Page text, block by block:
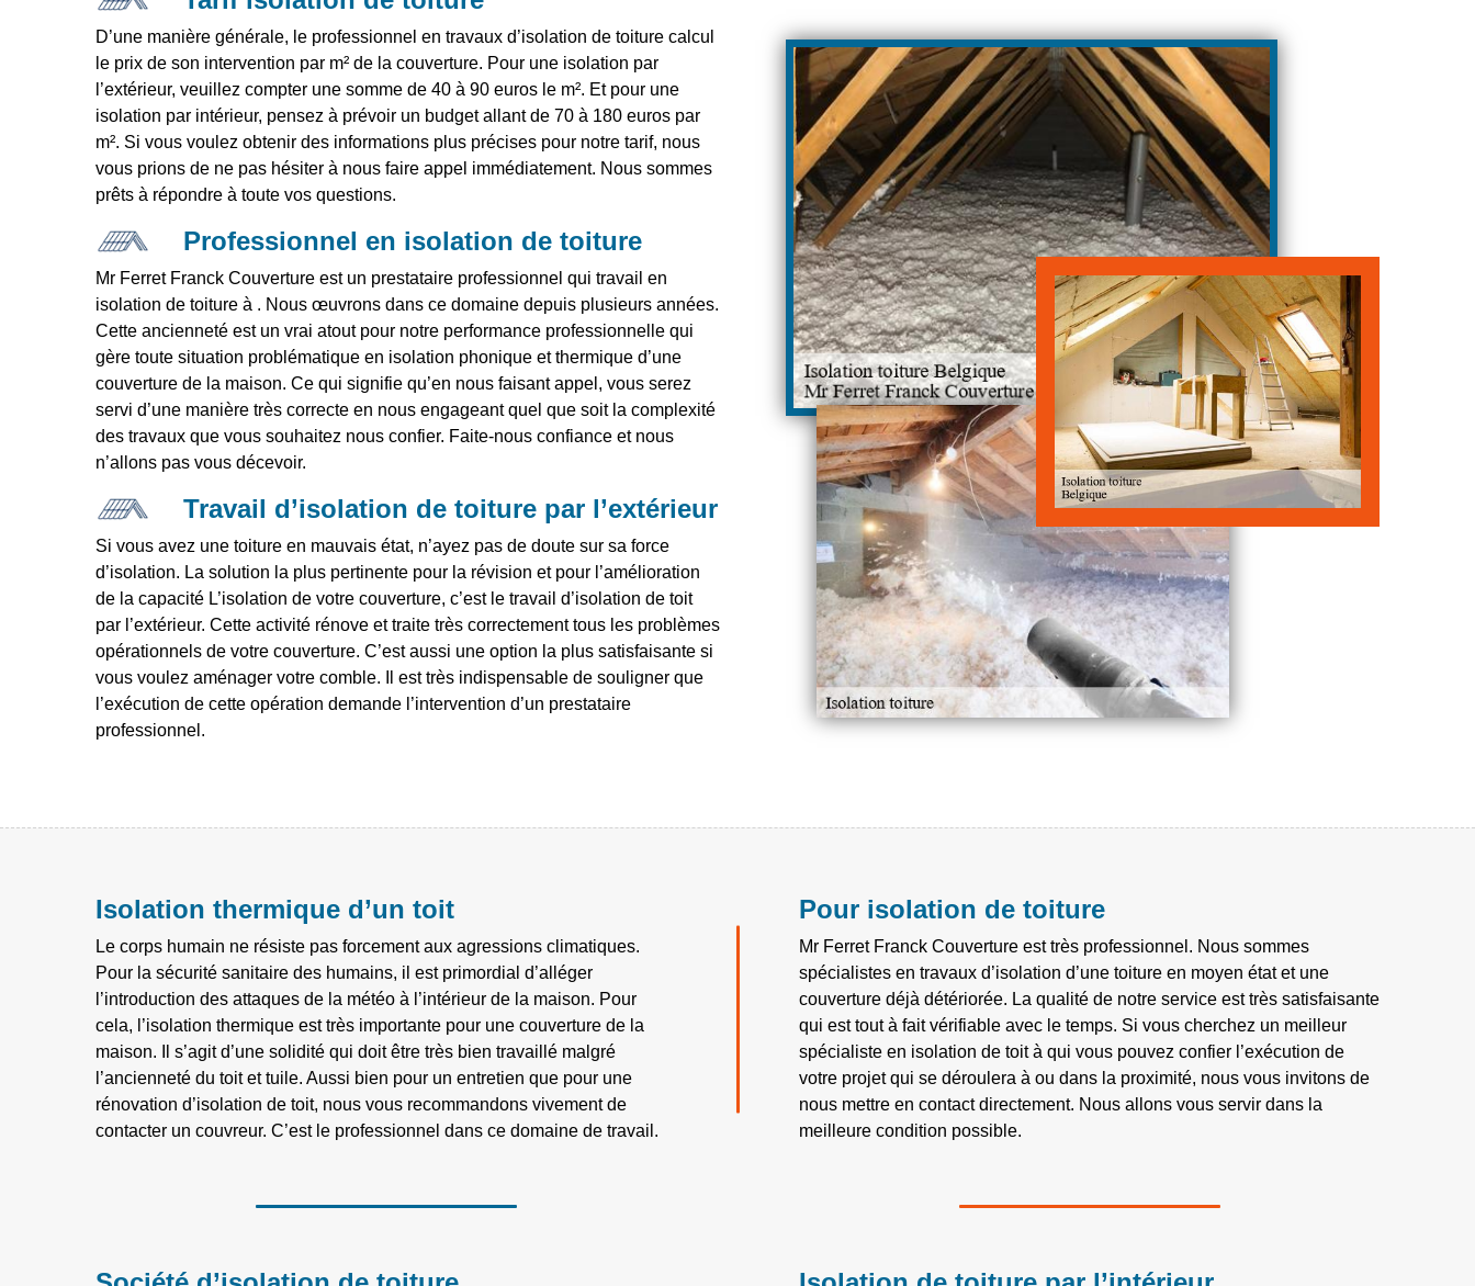
D’une manière générale, le professionnel en travaux d’isolation de toiture calcul
le prix de son intervention par m² de la couverture. Pour une isolation par
l’extérieur, veuillez compter une somme de 40 à 90 euros le m². Et pour une
isolation par intérieur, pensez à prévoir un budget allant de 70 à 180 euros par
m². Si vous voulez obtenir des informations plus précises pour notre tarif, nous
vous prions de ne pas hésiter à nous faire appel immédiatement. Nous sommes
prêts à répondre à toute vos questions.
Professionnel en isolation de toiture
Mr Ferret Franck Couverture est un prestataire professionnel qui travail en
isolation de toiture à . Nous œuvrons dans ce domaine depuis plusieurs années.
Cette ancienneté est un vrai atout pour notre performance professionnelle qui
gère toute situation problématique en isolation phonique et thermique d’une
couverture de la maison. Ce qui signifie qu’en nous faisant appel, vous serez
servi d’une manière très correcte en nous engageant quel que soit la complexité
des travaux que vous souhaitez nous confier. Faite-nous confiance et nous
n’allons pas vous décevoir.
Travail d’isolation de toiture par l’extérieur
Si vous avez une toiture en mauvais état, n’ayez pas de doute sur sa force
d’isolation. La solution la plus pertinente pour la révision et pour l’amélioration
de la capacité L’isolation de votre couverture, c’est le travail d’isolation de toit
par l’extérieur. Cette activité rénove et traite très correctement tous les problèmes
opérationnels de votre couverture. C’est aussi une option la plus satisfaisante si
vous voulez aménager votre comble. Il est très indispensable de souligner que
l’exécution de cette opération demande l’intervention d’un prestataire
professionnel.
Isolation thermique d’un toit
Le corps humain ne résiste pas forcement aux agressions climatiques.
Pour la sécurité sanitaire des humains, il est primordial d’alléger
l’introduction des attaques de la météo à l’intérieur de la maison. Pour
cela, l’isolation thermique est très importante pour une couverture de la
maison. Il s’agit d’une solidité qui doit être très bien travaillé malgré
l’ancienneté du toit et tuile. Aussi bien pour un entretien que pour une
rénovation d’isolation de toit, nous vous recommandons vivement de
contacter un couvreur. C’est le professionnel dans ce domaine de travail.
Pour isolation de toiture
Mr Ferret Franck Couverture est très professionnel. Nous sommes
spécialistes en travaux d’isolation d’une toiture en moyen état et une
couverture déjà détériorée. La qualité de notre service est très satisfaisante
qui est tout à fait vérifiable avec le temps. Si vous cherchez un meilleur
spécialiste en isolation de toit à qui vous pouvez confier l’exécution de
votre projet qui se déroulera à ou dans la proximité, nous vous invitons de
nous mettre en contact directement. Nous allons vous servir dans la
meilleure condition possible.